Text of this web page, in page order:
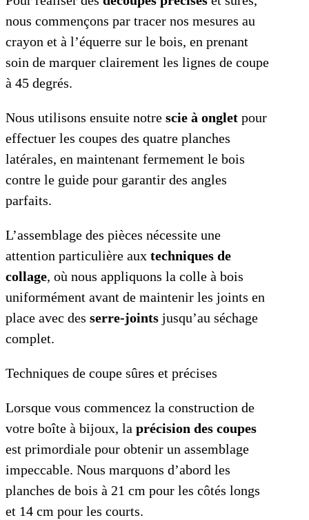
nous commençons par tracer nos mesures au
crayon et à l’équerre sur le bois, en prenant
soin de marquer clairement les lignes de coupe
à 45 degrés.
Nous utilisons ensuite notre scie à onglet pour
effectuer les coupes des quatre planches
latérales, en maintenant fermement le bois
contre le guide pour garantir des angles
parfaits.
L’assemblage des pièces nécessite une
attention particulière aux techniques de
collage, où nous appliquons la colle à bois
uniformément avant de maintenir les joints en
place avec des serre-joints jusqu’au séchage
complet.
Techniques de coupe sûres et précises
Lorsque vous commencez la construction de
votre boîte à bijoux, la précision des coupes
est primordiale pour obtenir un assemblage
impeccable. Nous marquons d’abord les
planches de bois à 21 cm pour les côtés longs
et 14 cm pour les courts.